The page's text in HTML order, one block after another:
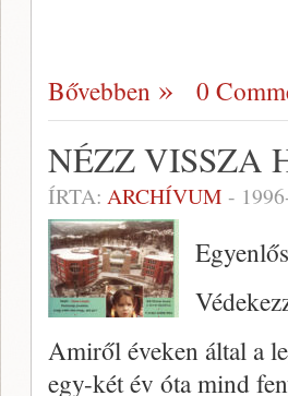
Bővebben 0
NÉZZ VISSZA
ÍRTA: ARCHÍVUM -
Amiről éveken által a
egy-két év óta mind